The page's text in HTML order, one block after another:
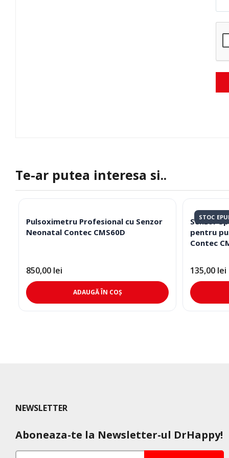
Te-ar putea interesa si..
Pulsoximetru Profesional cu Senzor
Neonatal Contec CMS60D
850,00 lei
ADAUGĂ ÎN COȘ
STOC
Senzor
pentru
Contec
135,00 lei
NEWSLETTER
Aboneaza-te la Newsletter-ul DrHappy!